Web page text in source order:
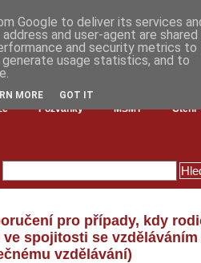
Pozvánky MŠMT Čtení
pro případy, kdy
spojitosti se vzděláváním
vzdělávání)
Google to deliver its services
and user-agent are shared
and security metrics to
usage statistics, and to
MORE GOT IT